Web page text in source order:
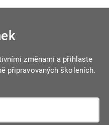
změnami a přihlaste
připravovaných školeních.